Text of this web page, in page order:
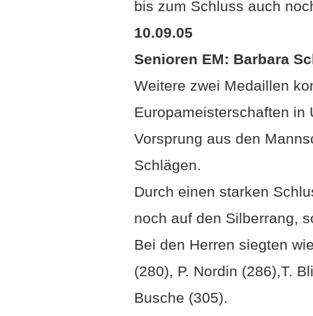
bis zum Schluss auch
10.09.05
Senioren EM: Barbara
Weitere zwei Medaillen
Europameisterschaften
Vorsprung aus den
Schlägen.
Durch einen starken
noch auf den Silberrang,
Bei den Herren siegten
(280), P. Nordin (286),T.
Busche (305).